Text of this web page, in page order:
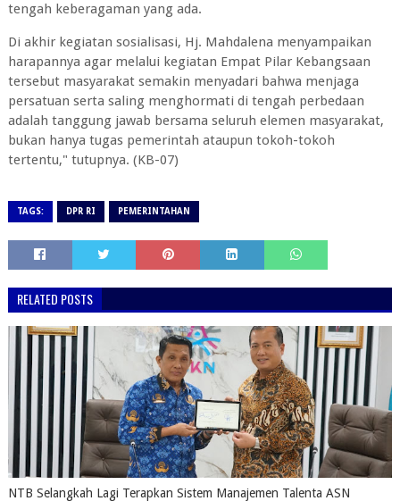
tengah keberagaman yang ada.
Di akhir kegiatan sosialisasi, Hj. Mahdalena menyampaikan
harapannya agar melalui kegiatan Empat Pilar Kebangsaan
tersebut masyarakat semakin menyadari bahwa menjaga
persatuan serta saling menghormati di tengah perbedaan
adalah tanggung jawab bersama seluruh elemen masyarakat,
bukan hanya tugas pemerintah ataupun tokoh-tokoh
tertentu," tutupnya. (KB-07)
TAGS: DPR RI PEMERINTAHAN
RELATED POSTS
NTB Selangkah Lagi Terapkan Sistem Manajemen Talenta ASN